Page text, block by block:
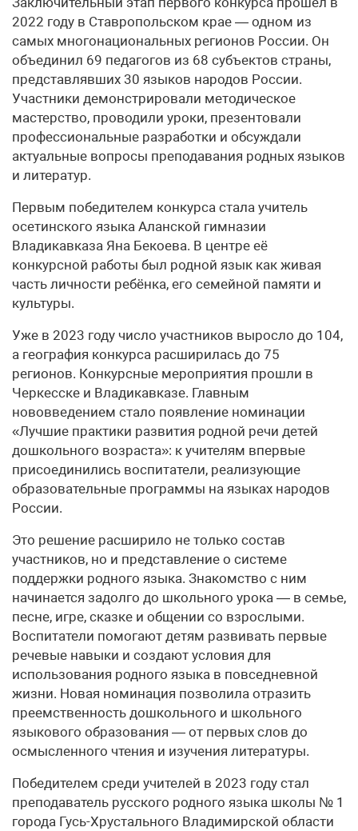
2022 году в Ставропольском крае — одном из
самых многонациональных регионов России. Он
объединил 69 педагогов из 68 субъектов страны,
представлявших 30 языков народов России.
Участники демонстрировали методическое
мастерство, проводили уроки, презентовали
профессиональные разработки и обсуждали
актуальные вопросы преподавания родных языков
и литератур.
Первым победителем конкурса стала учитель
осетинского языка Аланской гимназии
Владикавказа Яна Бекоева. В центре её
конкурсной работы был родной язык как живая
часть личности ребёнка, его семейной памяти и
культуры.
Уже в 2023 году число участников выросло до 104,
а география конкурса расширилась до 75
регионов. Конкурсные мероприятия прошли в
Черкесске и Владикавказе. Главным
нововведением стало появление номинации
«Лучшие практики развития родной речи детей
дошкольного возраста»: к учителям впервые
присоединились воспитатели, реализующие
образовательные программы на языках народов
России.
Это решение расширило не только состав
участников, но и представление о системе
поддержки родного языка. Знакомство с ним
начинается задолго до школьного урока — в семье,
песне, игре, сказке и общении со взрослыми.
Воспитатели помогают детям развивать первые
речевые навыки и создают условия для
использования родного языка в повседневной
жизни. Новая номинация позволила отразить
преемственность дошкольного и школьного
языкового образования — от первых слов до
осмысленного чтения и изучения литературы.
Победителем среди учителей в 2023 году стал
преподаватель русского родного языка школы № 1
города Гусь-Хрустального Владимирской области